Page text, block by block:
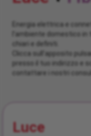
Energia elettrica e
l’ambiente domestico
chiari e definiti.
Clicca sull’apposito
presso il tuo indirizzo e
contattare i nostri
Luce